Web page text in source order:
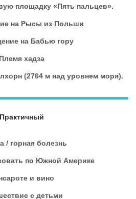
площадку «Пять пальцев».
на Рысы из Польши
на Бабью гору
Племя хадза
(2764 м над уровнем моря).
Практичный
/ горная болезнь
по Южной Америке
и вино
с детьми